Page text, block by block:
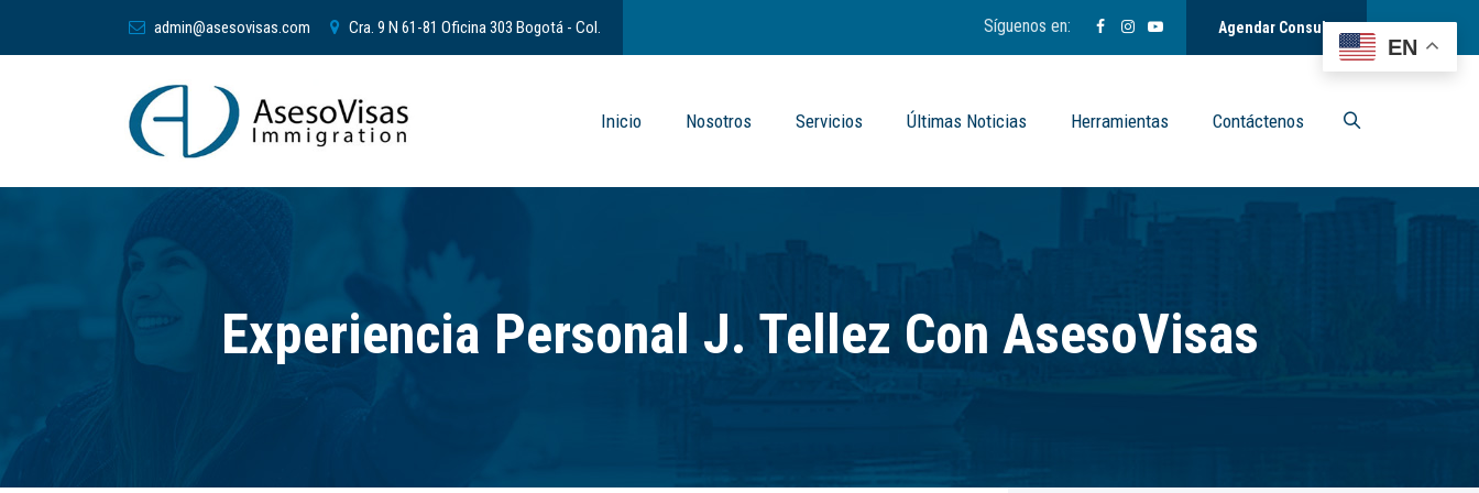
admin@asesovisas.com Cra. 9 N 61-81 Oficina 303 Bogotá - Col. Síguenos en: Agendar Consulta
Inicio Nosotros Servicios Últimas Noticias Herramientas Contáctenos
Experiencia Personal J. Tellez Con AsesoVisas
EN